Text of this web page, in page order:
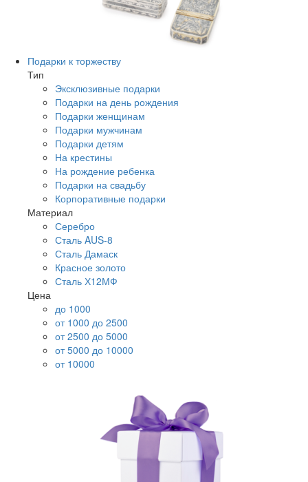
Подарки к торжеству
Тип
Эксклюзивные подарки
Подарки на день рождения
Подарки женщинам
Подарки мужчинам
Подарки детям
На крестины
На рождение ребенка
Подарки на свадьбу
Корпоративные подарки
Материал
Серебро
Сталь AUS-8
Сталь Дамаск
Красное золото
Сталь Х12МФ
Цена
до 1000
от 1000 до 2500
от 2500 до 5000
от 5000 до 10000
от 10000